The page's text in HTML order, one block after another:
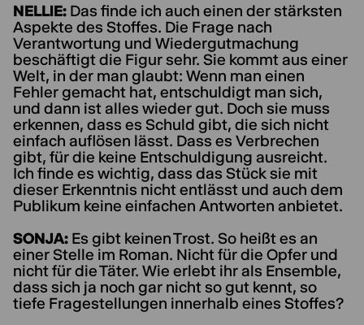
NELLIE: Das finde ich auch einen der stärksten
Aspekte des Stoffes. Die Frage nach
Verantwortung und Wiedergutmachung
beschäftigt die Figur sehr. Sie kommt aus einer
Welt, in der man glaubt: Wenn man einen
Fehler gemacht hat, entschuldigt man sich,
und dann ist alles wieder gut. Doch sie muss
erkennen, dass es Schuld gibt, die sich nicht
einfach auflösen lässt. Dass es Verbrechen
gibt, für die keine Entschuldigung ausreicht.
Ich finde es wichtig, dass das Stück sie mit
dieser Erkenntnis nicht entlässt und auch dem
Publikum keine einfachen Antworten anbietet.
SONJA: Es gibt keinen Trost. So heißt es an
einer Stelle im Roman. Nicht für die Opfer und
nicht für die Täter. Wie erlebt ihr als Ensemble,
dass sich ja noch gar nicht so gut kennt, so
tiefe Fragestellungen innerhalb eines Stoffes?